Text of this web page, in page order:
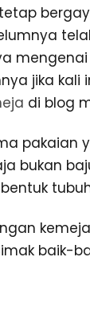
mengenai
jika kali
di blog
pakaian
bukan
baik-